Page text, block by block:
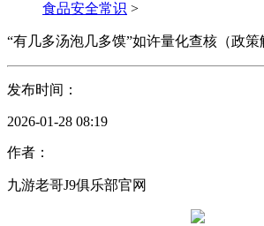
食品安全常识 >
“有几多汤泡几多馍”如许量化查核（政策
发布时间：
2026-01-28 08:19
作者：
九游老哥J9俱乐部官网